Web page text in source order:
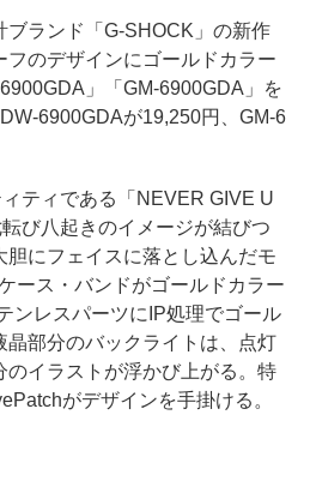
ブランド「G-SHOCK」の新作
フのデザインにゴールドカラー
」「GM-6900GDA」を
6900GDAが19,250円、GM-6
ティである「NEVER GIVE U
び八起きのイメージが結びつ
胆にフェイスに落とし込んだモ
ース・バンドがゴールドカラー
ンレスパーツにIP処理でゴール
晶部分のバックライトは、点灯
のイラストが浮かび上がる。特
がデザインを手掛ける。